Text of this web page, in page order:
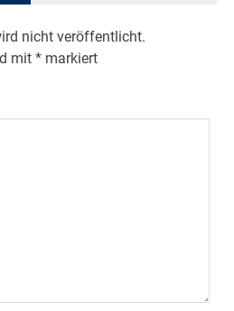
nicht veröffentlicht.
mit* markiert